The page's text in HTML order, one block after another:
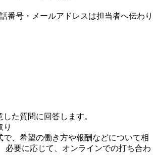
番号・メールアドレスは担当者へ伝わり
た質問に回答します。
り
で、希望の働き方や報酬などについて相
必要に応じて、オンラインでの打ち合わ